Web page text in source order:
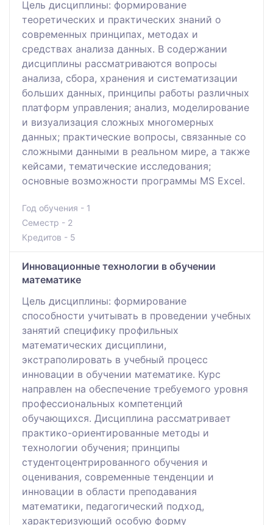
Цель дисциплины: формирование
теоретических и практических знаний о
современных принципах, методах и
средствах анализа данных. В содержании
дисциплины рассматриваются вопросы
анализа, сбора, хранения и систематизации
больших данных, принципы работы различных
платформ управления; анализ, моделирование
и визуализация сложных многомерных
данных; практические вопросы, связанные со
сложными данными в реальном мире, а также
кейсами, тематические исследования;
основные возможности программы MS Excel.
Год обучения - 1
Семестр - 2
Кредитов - 5
Инновационные технологии в обучении
математике
Цель дисциплины: формирование
способности учитывать в проведении учебных
занятий специфику профильных
математических дисциплини,
экстраполировать в учебный процесс
инновации в обучении математике. Курс
направлен на обеспечение требуемого уровня
профессиональных компетенций
обучающихся. Дисциплина рассматривает
практико-ориентированные методы и
технологии обучения; принципы
студентоцентрированного обучения и
оценивания, современные тенденции и
инновации в области преподавания
математики, педагогический подход,
характеризующий особую форму